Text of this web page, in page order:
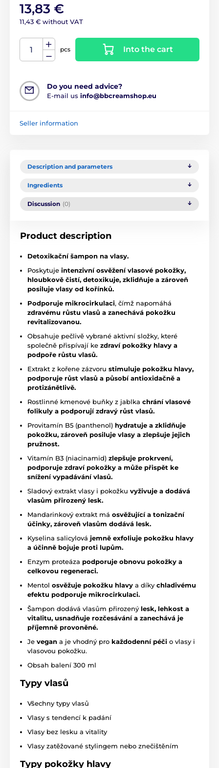
13,83 €
11,43 € without VAT
pcs Into the cart
Do you need advice?
E-mail us info@bbcreamshop.eu
Seller information
Description and parameters
Ingredients
Discussion (0)
Product description
Detoxikační šampon na vlasy.
Poskytuje intenzivní osvěžení vlasové pokožky,
hloubkově čistí, detoxikuje, zklidňuje a zároveň
posiluje vlasy od kořínků.
Podporuje mikrocirkulaci, čímž napomáhá
zdravému růstu vlasů a zanechává pokožku
revitalizovanou.
Obsahuje pečlivě vybrané aktivní složky, které
společně přispívají ke zdraví pokožky hlavy a
podpoře růstu vlasů.
Extrakt z kořene zázvoru stimuluje pokožku hlavy,
podporuje růst vlasů a působí antioxidačně a
protizánětlivě.
Rostlinné kmenové buňky z jablka chrání vlasové
folikuly a podporují zdravý růst vlasů.
Provitamín B5 (panthenol) hydratuje a zklidňuje
pokožku, zároveň posiluje vlasy a zlepšuje jejich
pružnost.
Vitamín B3 (niacinamid) zlepšuje prokrvení,
podporuje zdraví pokožky a může přispět ke
snížení vypadávání vlasů.
Sladový extrakt vlasy i pokožku vyživuje a dodává
vlasům přirozený lesk.
Mandarinkový extrakt má osvěžující a tonizační
účinky, zároveň vlasům dodává lesk.
Kyselina salicylová jemně exfoliuje pokožku hlavy
a účinně bojuje proti lupům.
Enzym proteáza podporuje obnovu pokožky a
celkovou regeneraci.
Mentol osvěžuje pokožku hlavy a díky chladivému
efektu podporuje mikrocirkulaci.
Šampon dodává vlasům přirozený lesk, lehkost a
vitalitu, usnadňuje rozčesávání a zanechává je
příjemně provoněné.
Je vegan a je vhodný pro každodenní péči o vlasy i
vlasovou pokožku.
Obsah balení 300 ml
Typy vlasů
Všechny typy vlasů
Vlasy s tendencí k padání
Vlasy bez lesku a vitality
Vlasy zatěžované stylingem nebo znečištěním
Typy pokožky hlavy